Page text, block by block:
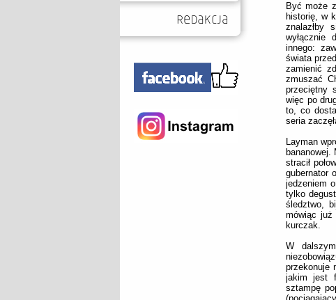
Być może
historię, w
znalazłby
wyłącznie
innego:
świata
zamienić
zmuszać
przeciętny
więc po
to, co
seria
Layman
stracił
gubernator
jedzeniem
tylko
śledztwo,
mówiąc już
kurczak.
W
przekonuje
jakim jest
sztampę